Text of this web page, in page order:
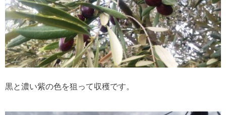
黒と濃い紫の色を狙って収穫です。